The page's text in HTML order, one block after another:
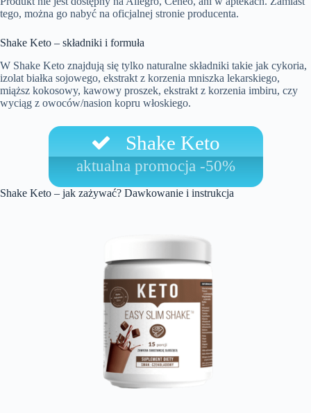
tego, można go nabyć na oficjalnej stronie producenta.
Shake Keto – składniki i formuła
W Shake Keto znajdują się tylko naturalne składniki takie jak cykoria,
izolat białka sojowego, ekstrakt z korzenia mniszka lekarskiego,
miąższ kokosowy, kawowy proszek, ekstrakt z korzenia imbiru, czy
wyciąg z owoców/nasion kopru włoskiego.
Shake Keto
aktualna promocja -50%
Shake Keto – jak zażywać? Dawkowanie i instrukcja